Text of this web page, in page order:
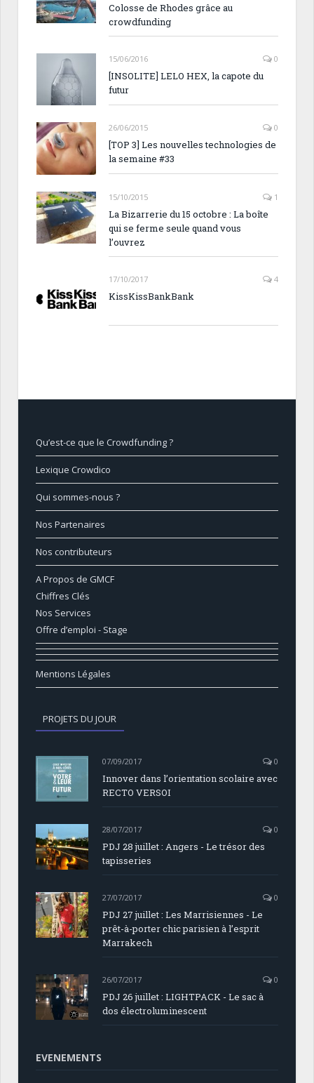
Colosse de Rhodes grâce au
crowdfunding
15/06/2016 0
[INSOLITE] LELO HEX, la capote du
futur
26/06/2015 0
[TOP 3] Les nouvelles technologies de
la semaine #33
15/10/2015 1
La Bizarrerie du 15 octobre : La boîte
qui se ferme seule quand vous
l’ouvrez
17/10/2017 4
KissKissBankBank
Qu’est-ce que le Crowdfunding ?
Lexique Crowdico
Qui sommes-nous ?
Nos Partenaires
Nos contributeurs
A Propos de GMCF
Chiffres Clés
Nos Services
Offre d’emploi - Stage
Mentions Légales
PROJETS DU JOUR
07/09/2017 0
Innover dans l’orientation scolaire avec
RECTO VERSOI
28/07/2017 0
PDJ 28 juillet : Angers - Le trésor des
tapisseries
27/07/2017 0
PDJ 27 juillet : Les Marrisiennes - Le
prêt-à-porter chic parisien à l’esprit
Marrakech
26/07/2017 0
PDJ 26 juillet : LIGHTPACK - Le sac à
dos électroluminescent
EVENEMENTS